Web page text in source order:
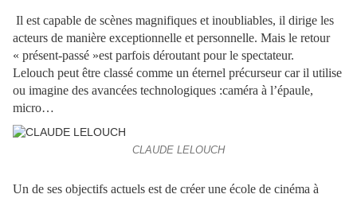
Il est capable de scènes magnifiques et inoubliables, il dirige les
acteurs de manière exceptionnelle et personnelle. Mais le retour
« présent-passé »est parfois déroutant pour le spectateur.
Lelouch peut être classé comme un éternel précurseur car il utilise
ou imagine des avancées technologiques :caméra à l’épaule,
micro…
CLAUDE LELOUCH
Un de ses objectifs actuels est de créer une école de cinéma à